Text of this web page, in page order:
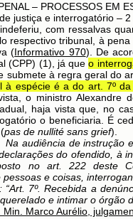
– PROCESSOS
justiça e interrogatório – 2
com ressalvas
respectivo tribunal, à
(Informativo 970). De
(CPP) (1), já queo
submete à regra geral do
à espécie é a do art. 7º
o ministro
haja vista que, no
o beneficiaria. É
pas de nullité sans grief).
Na audiência de instrução
do ofendido, à
no art. 222 deste
e coisas,
“Art. 7º. Recebida a
e intimar o órgão
Marco Aurélio,